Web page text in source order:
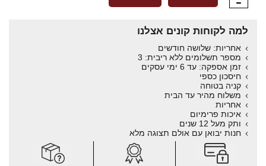
למה לקוחות קונים אצלנו
אחריות: שלושה חודשים
מספר תשלומים ללא ריבית: 3
זמן אספקה: עד 6 ימי עסקים
חיסכון כספי
קניה בטוחה
משלוח מהיר עד הבית
אחריות
איכות פרימיום
ותק מעל 12 שנים
חנות יבואן עם אולם תצוגה מלא